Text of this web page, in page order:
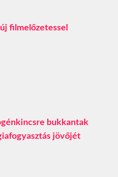
filmelőzetessel
bukkantak
jövőjét